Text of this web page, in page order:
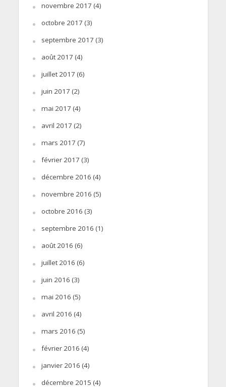
novembre 2017 (4)
octobre 2017 (3)
septembre 2017 (3)
août 2017 (4)
juillet 2017 (6)
juin 2017 (2)
mai 2017 (4)
avril 2017 (2)
mars 2017 (7)
février 2017 (3)
décembre 2016 (4)
novembre 2016 (5)
octobre 2016 (3)
septembre 2016 (1)
août 2016 (6)
juillet 2016 (6)
juin 2016 (3)
mai 2016 (5)
avril 2016 (4)
mars 2016 (5)
février 2016 (4)
janvier 2016 (4)
décembre 2015 (4)